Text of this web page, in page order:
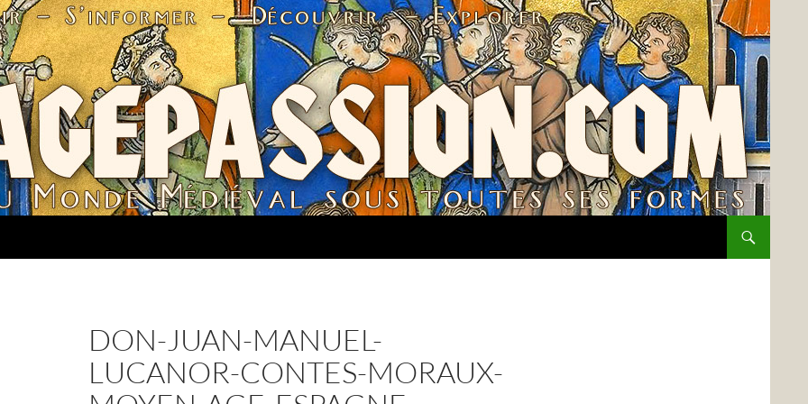
DON-JUAN-MANUEL-
LUCANOR-CONTES-MORAUX-